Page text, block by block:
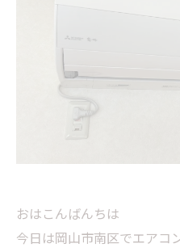
おはこんばんちは
今日は岡山市南区でエアコ